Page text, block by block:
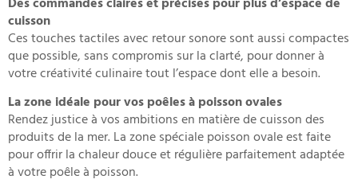
cuisson
Ces touches tactiles avec retour sonore sont aussi compactes
que possible, sans compromis sur la clarté, pour donner à
votre créativité culinaire tout l’espace dont elle a besoin.
La zone idéale pour vos poêles à poisson ovales
Rendez justice à vos ambitions en matière de cuisson des
produits de la mer. La zone spéciale poisson ovale est faite
pour offrir la chaleur douce et régulière parfaitement adaptée
à votre poêle à poisson.